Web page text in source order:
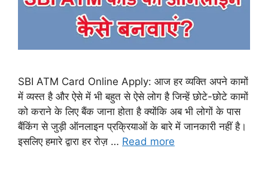
SBI ATM Card Online Apply: आज हर व्यक्ति अपने कामों
में व्यस्त है और ऐसे में भी बहुत से ऐसे लोग है जिन्हें छोटे-छोटे कामों
को कराने के लिए बैंक जाना होता है क्योंकि अब भी लोगों के पास
बैंकिंग से जुड़ी ऑनलाइन प्रक्रियाओं के बारे में जानकारी नहीं है।
इसलिए हमारे द्वारा हर रोज़ … Read more